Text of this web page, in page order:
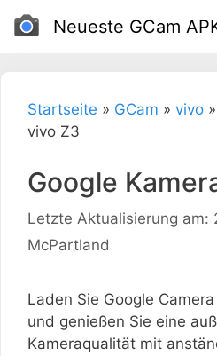
Zum
Inhalt
Neueste GCam
Startseite » GCam » vivo »
vivo Z3
Google
Letzte Aktualisierung am:
McPartland
Laden Sie Google
und genießen Sie eine
Kameraqualität mit